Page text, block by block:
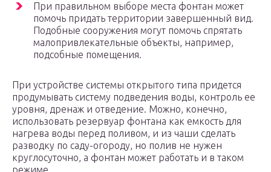
При правильном выборе места фонтан может
помочь придать территории завершенный вид.
Подобные сооружения могут помочь спрятать
малопривлекательные объекты, например,
подсобные помещения.
При устройстве системы открытого типа придется
продумывать систему подведения воды, контроль ее
уровня, дренаж и отведение. Можно, конечно,
использовать резервуар фонтана как емкость для
нагрева воды перед поливом, и из чаши сделать
разводку по саду-огороду, но полив не нужен
круглосуточно, а фонтан может работать и в таком
режиме.